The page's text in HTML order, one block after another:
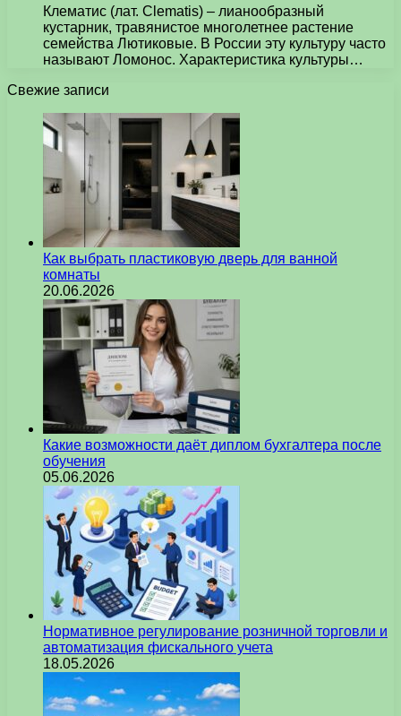
Клематис (лат. Clematis) – лианообразный
кустарник, травянистое многолетнее растение
семейства Лютиковые. В России эту культуру часто
называют Ломонос. Характеристика культуры…
Свежие записи
Как выбрать пластиковую дверь для ванной
комнаты
20.06.2026
Какие возможности даёт диплом бухгалтера после
обучения
05.06.2026
Нормативное регулирование розничной торговли и
автоматизация фискального учета
18.05.2026